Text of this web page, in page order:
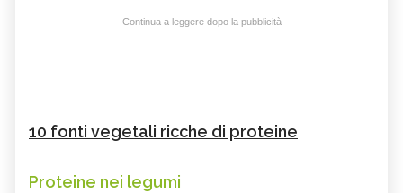
Continua a leggere dopo la pubblicità
10 fonti vegetali ricche di proteine
Proteine nei legumi